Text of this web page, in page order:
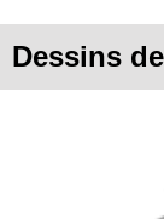
Dessins